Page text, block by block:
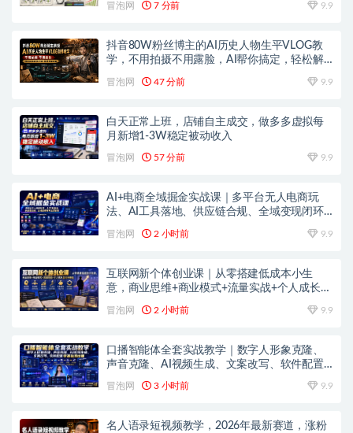
冒泡网 7 分前 9.9
抖音80W粉丝博主的AI历史人物生平VLOG教
学，不用拍摄不用露脸，AI帮你搞定，轻松解
冒泡网 47 分前 9.9
白天正常上班，店铺自主成交，做多多虚拟每
月新增1-3W稳定被动收入
冒泡网 57 分前 9.9
AI+电商全域掘金实战课｜多平台无人电商玩
法、AI工具落地、供应链合规、全域变现闭环
冒泡网 2 小时前 9.9
互联网新个体创业课｜从零搭建低成本小生
意，商业思维+商业模式+流量实战+个人成长全
冒泡网 2 小时前 9.9
口播智能体全套实战教学｜数字人形象克隆、
声音克隆、AI视频生成、文案改写、软件配置
冒泡网 3 小时前 9.9
名人语录短视频教学，2026年最新赛道，涨粉